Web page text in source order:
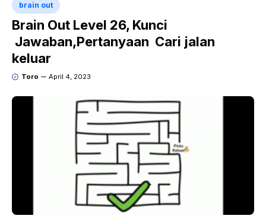
brain out
Brain Out Level 26, Kunci
Jawaban,Pertanyaan Cari jalan
keluar
Toro April 4, 2023